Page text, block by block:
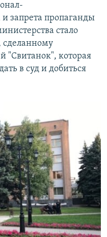
запрета пропаганды
стало
сделанному
"Свитанок", которая
в суд и добиться